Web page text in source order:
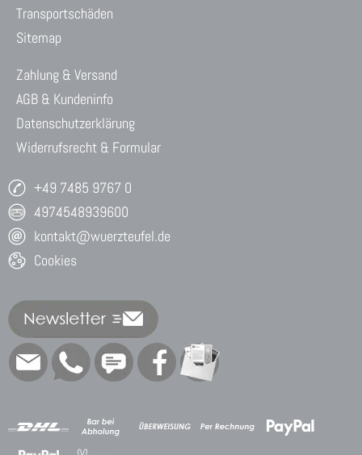
Transportschäden
Sitemap
Zahlung & Versand
AGB & Kundeninfo
Datenschutzerklärung
Widerrufsrecht & Formular
+49 7485 9767 0
4974548939600
kontakt@wuerzteufel.de
Cookies